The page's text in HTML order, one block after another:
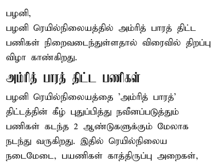
பழனி,
பழனி ரெயில்நிலையத்தில் அம்ரித் பாரத் திட்ட
பணிகள் நிறைவடைந்துள்ளதால் விரைவில் திறப்பு
விழா காண்கிறது.
அம்ரித் பாரத் திட்ட பணிகள்
பழனி ரெயில்நிலையத்தை 'அம்ரித் பாரத்'
திட்டத்தின் கீழ் புதுப்பித்து நவீனப்படுத்தும்
பணிகள் கடந்த 2 ஆண்டுகளுக்கும் மேலாக
நடந்து வருகிறது. இதில் ரெயில்நிலைய
நடைமேடை, பயணிகள் காத்திருப்பு அறைகள்,